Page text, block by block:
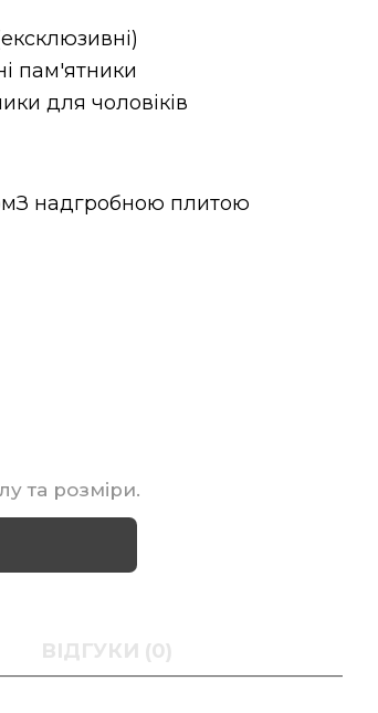
пам'ятники
для чоловіків
З надгробною плитою
та розміри.
ВІДГУКИ (0)